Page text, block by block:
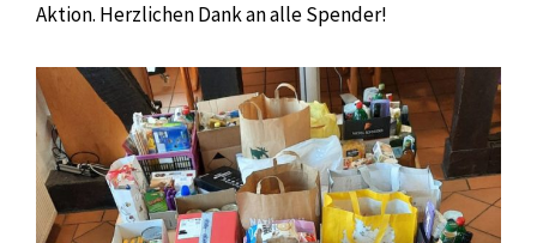
Aktion. Herzlichen Dank an alle Spender!